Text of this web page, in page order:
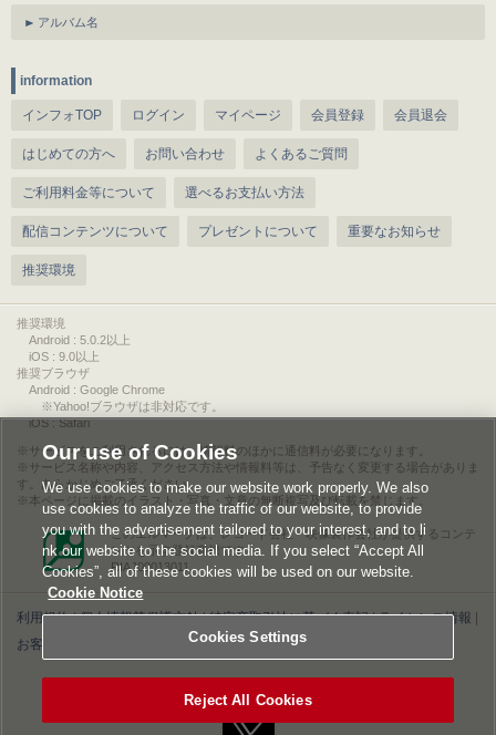
アルバム名
information
インフォTOP ログイン マイページ 会員登録 会員退会
はじめての方へ お問い合わせ よくあるご質問
ご利用料金等について 選べるお支払い方法
配信コンテンツについて プレゼントについて 重要なお知らせ
推奨環境
推奨環境
Android : 5.0.2以上
iOS : 9.0以上
推奨ブラウザ
Android : Google Chrome
※Yahoo!ブラウザは非対応です。
iOS : Safari
サービスをご利用されるには、情報料のほかに通信料が必要になります。
サービス名称や内容、アクセス方法や情報料等は、予告なく変更する場合がありま
す。あらかじめご了承ください。
本ページに掲載のイラスト・写真・文章の無断複写及び転載を禁じます。
このエルマークは、レコード会社・映像製作会社が提供するコンテ
ンツを示す登録商標です。
RIAJ00013011
利用規約|個人情報等保護方針|特定商取引法に基づく表記|ライセンス情報
お客様情報の外部送信について|Cookies Settings
Our use of Cookies
We use cookies to make our website work properly. We also
use cookies to analyze the traffic of our website, to provide
you with the advertisement tailored to your interest, and to li
nk our website to the social media. If you select “Accept All
Cookies”, all of these cookies will be used on our website.
Cookie Notice
Cookies Settings
Reject All Cookies